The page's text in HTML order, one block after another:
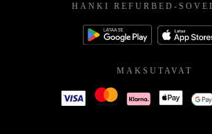
HANKI REFURBED-
MAKSUTAVAT